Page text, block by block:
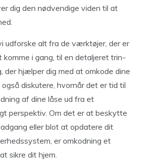
dig den nødvendige viden til at
udforske alt fra de værktøjer, der er
i gang, til en detaljeret trin-
der hjælper dig med at omkode dine
diskutere, hvornår det er tid til
af dine låse ud fra et
perspektiv. Om det er at beskytte
eller blot at opdatere dit
er omkodning et
sikre dit hjem.